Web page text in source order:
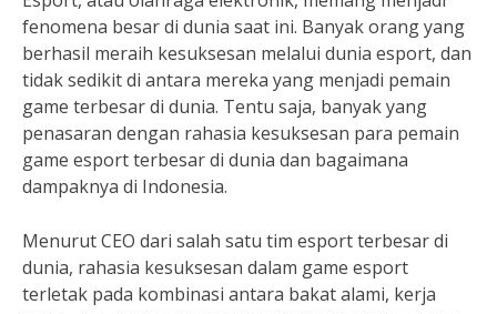
fenomena besar di dunia saat ini. Banyak orang yang
berhasil meraih kesuksesan melalui dunia esport, dan
tidak sedikit di antara mereka yang menjadi pemain
game terbesar di dunia. Tentu saja, banyak yang
penasaran dengan rahasia kesuksesan para pemain
game esport terbesar di dunia dan bagaimana
dampaknya di Indonesia.
Menurut CEO dari salah satu tim esport terbesar di
dunia, rahasia kesuksesan dalam game esport
terletak pada kombinasi antara bakat alami, kerja